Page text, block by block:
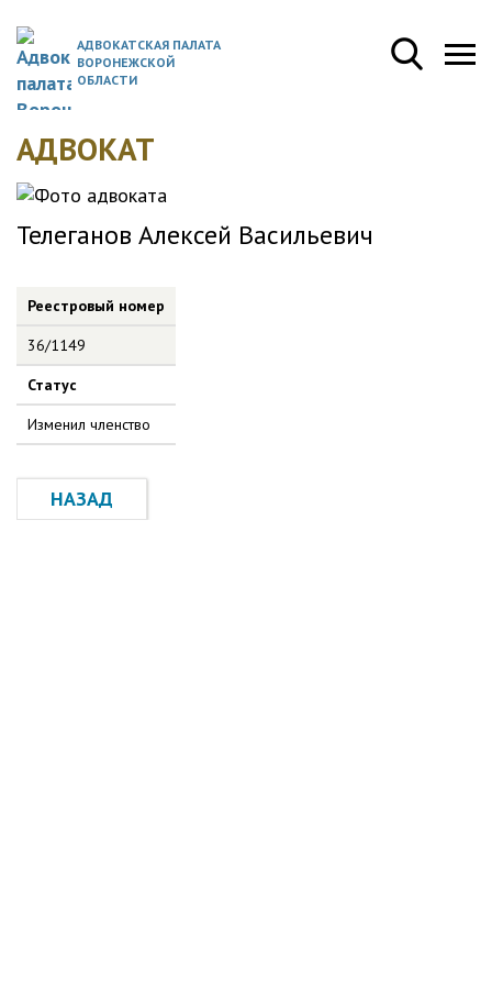
АДВОКАТСКАЯ ПАЛАТА
ВОРОНЕЖСКОЙ
ОБЛАСТИ
АДВОКАТ
Телеганов Алексей Васильевич
Реестровый номер
36/1149
Статус
Изменил членство
НАЗАД